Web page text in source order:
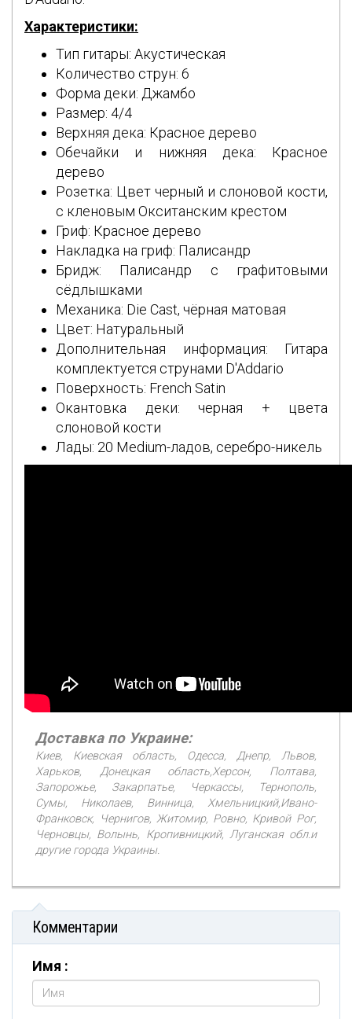
Характеристики:
Тип гитары: Акустическая
Количество струн: 6
Форма деки: Джамбо
Размер: 4/4
Верхняя дека: Красное дерево
Обечайки и нижняя дека: Красное
дерево
Розетка: Цвет черный и слоновой кости,
с кленовым Окситанским крестом
Гриф: Красное дерево
Накладка на гриф: Палисандр
Бридж: Палисандр с графитовыми
сёдлышками
Механика: Die Cast, чёрная матовая
Цвет: Натуральный
Дополнительная информация: Гитара
комплектуется струнами D'Addario
Поверхность: French Satin
Окантовка деки: черная + цвета
слоновой кости
Лады: 20 Medium-ладов, серебро-никель
Доставка по Украине:
Киев, Киевская область, Одесса, Днепр, Львов,
Харьков, Донецкая область,Херсон, Полтава,
Запорожье, Закарпатье, Черкассы, Тернополь,
Сумы, Николаев, Винница, Хмельницкий,Ивано-
Франковск, Чернигов, Житомир, Ровно, Кривой Рог,
Черновцы, Волынь, Кропивницкий, Луганская обл.и
другие города Украины.
Комментарии
Имя :